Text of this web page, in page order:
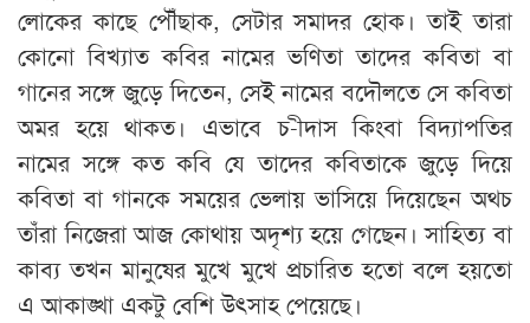
লোকের কাছে পৌঁছাক, সেটার সমাদর হোক। তাই তারা
কোনো বিখ্যাত কবির নামের ভণিতা তাদের কবিতা বা
গানের সঙ্গে জুড়ে দিতেন, সেই নামের বদৌলতে সে কবিতা
অমর হয়ে থাকত। এভাবে চ-ীদাস কিংবা বিদ্যাপতির
নামের সঙ্গে কত কবি যে তাদের কবিতাকে জুড়ে দিয়ে
কবিতা বা গানকে সময়ের ভেলায় ভাসিয়ে দিয়েছেন অথচ
তাঁরা নিজেরা আজ কোথায় অদৃশ্য হয়ে গেছেন। সাহিত্য বা
কাব্য তখন মানুষের মুখে মুখে প্রচারিত হতো বলে হয়তো
এ আকাঙ্খা একটু বেশি উৎসাহ পেয়েছে।